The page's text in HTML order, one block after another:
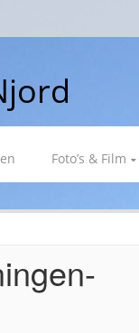
Foto’s & Film